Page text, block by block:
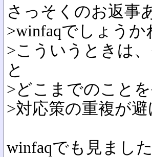
さっそくのお返事
>winfaqでしょうか
>こういうときは
と
>どこまでのこと
>対応策の重複が
winfaqでも見まし